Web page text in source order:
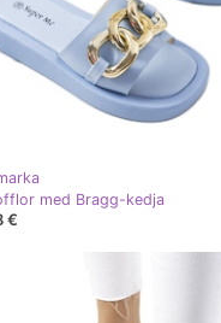
med Bragg-kedja
€